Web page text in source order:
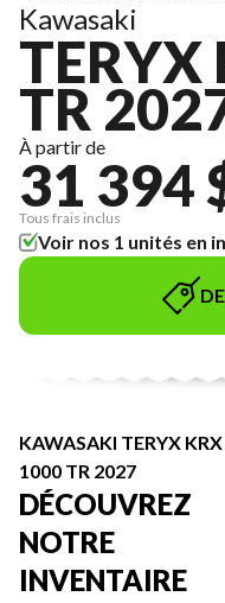
Kawasaki
TERYX
TR
À partir de
31 394
Tous frais inclus
Voir nos 1 unités en
KAWASAKI TERYX KRX
1000 TR 2027
DÉCOUVREZ
NOTRE
INVENTAIRE